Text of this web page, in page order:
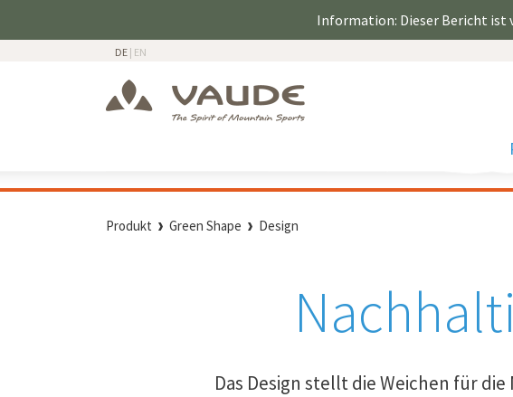
Information: Dieser Bericht
DE | EN
Produkt Green Shape Design
Das Design stellt die Weichen für